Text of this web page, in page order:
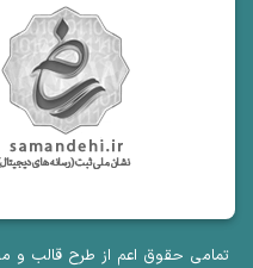
تمامی حقوق اعم از طرح قالب و